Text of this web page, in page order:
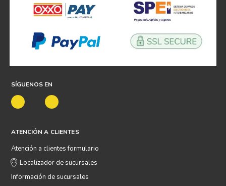
SÍGUENOS EN
ATENCIÓN A CLIENTES
Atención a clientes formulario
Localizador de sucursales
Información de sucursales